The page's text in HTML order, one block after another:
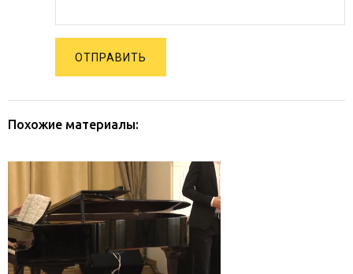
ОТПРАВИТЬ
Похожие материалы: